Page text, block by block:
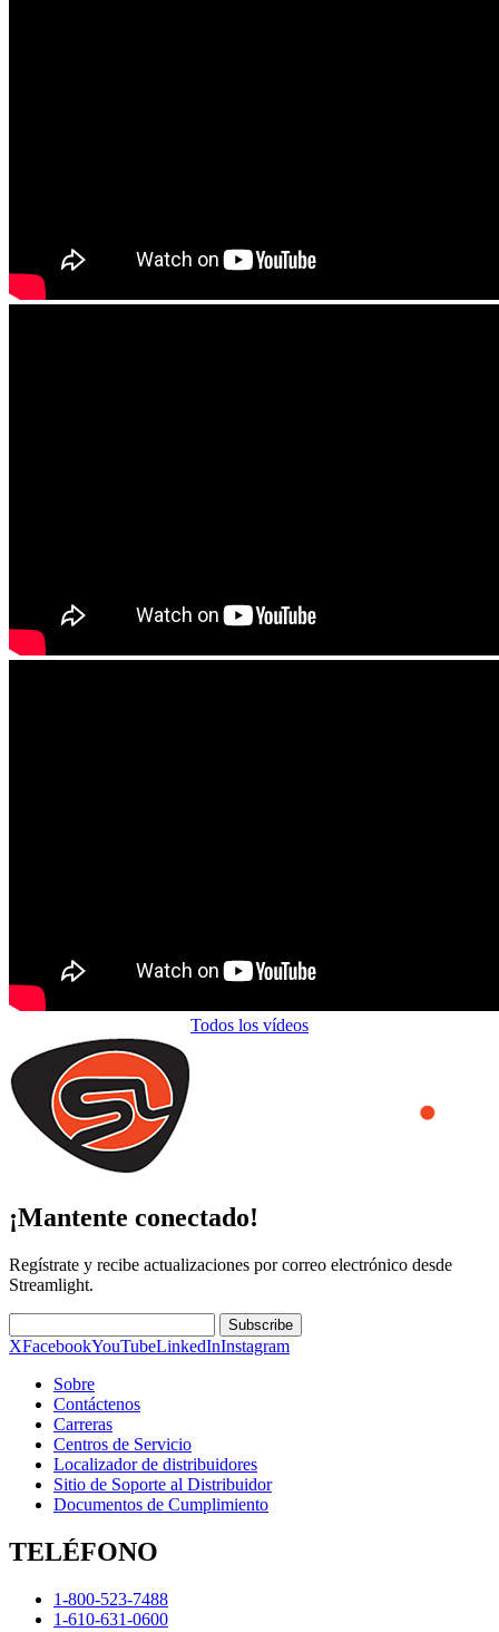
Todos los vídeos
¡Mantente conectado!
Regístrate y recibe actualizaciones por correo electrónico desde
Streamlight.
Subscribe
XFacebookYouTubeLinkedInInstagram
Sobre
Contáctenos
Carreras
Centros de Servicio
Localizador de distribuidores
Sitio de Soporte al Distribuidor
Documentos de Cumplimiento
TELÉFONO
1-800-523-7488
1-610-631-0600